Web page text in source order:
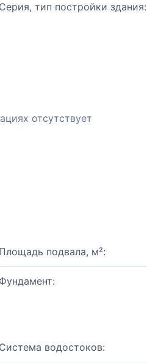
Серия, тип постройки здания:
отсутствует
Площадь подвала, м²:
Фундамент:
Система водостоков: